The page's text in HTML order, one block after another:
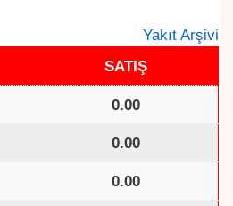
Yakıt Arşivi
SATIŞ
0.00
0.00
0.00